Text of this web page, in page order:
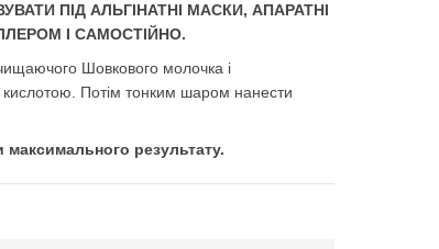
ПІД АЛЬГІНАТНІ МАСКИ, АПАРАТНІ
І САМОСТІЙНО.
Шовкового молочка і
кислотою. Потім тонким шаром нанести
максимального результату.